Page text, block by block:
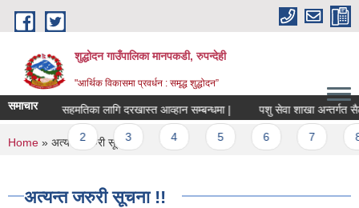
Skip to main content
शुद्धोदन गाउँपालिका मानपकडी, रुपन्देही
"आर्थिक विकासमा प्रवर्धन : समृद्ध शुद्धोदन”
समाचार
सरुवा सहमतिका लागि दरखास्त आव्हान सम्बन्धमा | पशु सेवा शाखा अन्तर्गत सैलेज
Pages
2 3
You are here
Home » अत्यन्त जरुरी सूचना !!
अत्यन्त जरुरी सूचना !!